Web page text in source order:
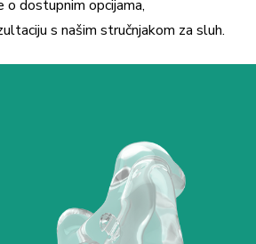
o dostupnim opcijama,
s našim stručnjakom za sluh.